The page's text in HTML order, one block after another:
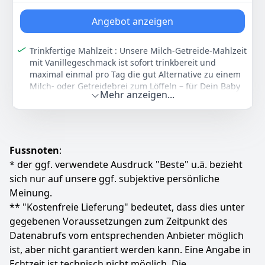
1990 €
Anzeigen
Babybrei, warm oder kalt trinken, 6 x 400 ml (2 x
200 ml)
Angebot anzeigen
Trinkfertige Mahlzeit : Unsere Milch-Getreide-Mahlzeit
mit Vanillegeschmack ist sofort trinkbereit und
maximal einmal pro Tag die gut Alternative zu einem
Milch- oder Getreidebrei zum Löffeln – für Dein Baby
ab dem 10. Monat
Natürlich Gut: Unsere Glutenhaltige Trinkmahlzeit Mit
Eisen Sowie Calcium Und Verzichtet Zudem 100
Prozent Auf Palmöl
Einfache Zubereitung: Die Packung Schütteln, An Der
Markierten Linie Öffnen Und Entweder Kalt In Einen
Becher Füllen Oder Im Topf Erwärmen Und Innerhalb
Einer Stunde Verwenden – Unbedingt Die Temperatur
Prüfen (Circa 37 °C)
Immer Zur Hand: Ob Zu Hause Oder Unterwegs, Das
Päckchen Ist Immer Griffbereit Und Da Es Nicht
Kühlungspflichtig Ist, Ist Unsere Kindermahlzeit
Mehr anzeigen...
Fussnoten:
* der ggf. verwendete Ausdruck "Beste" u.ä. bezieht
sich nur auf unsere ggf. subjektive persönliche
Meinung.
** "Kostenfreie Lieferung" bedeutet, dass dies unter
gegebenen Voraussetzungen zum Zeitpunkt des
Datenabrufs vom entsprechenden Anbieter möglich
ist, aber nicht garantiert werden kann. Eine Angabe in